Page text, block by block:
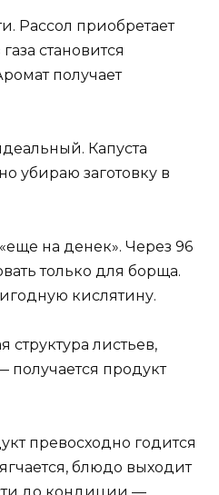
Рассол приобретает
становится
получает
Капуста
убираю заготовку в
на денек». Через 96
только для борща.
кислятину.
листьев,
продукт
превосходно годится
блюдо выходит